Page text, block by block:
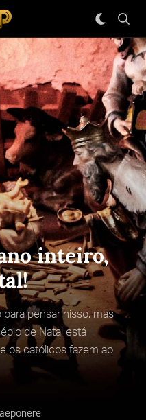
inteiro,
para pensar nisso, mas
de Natal está
os católicos fazem ao